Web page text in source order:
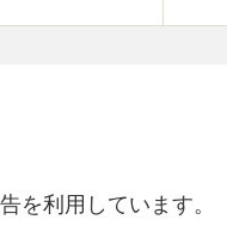
を利用しています。